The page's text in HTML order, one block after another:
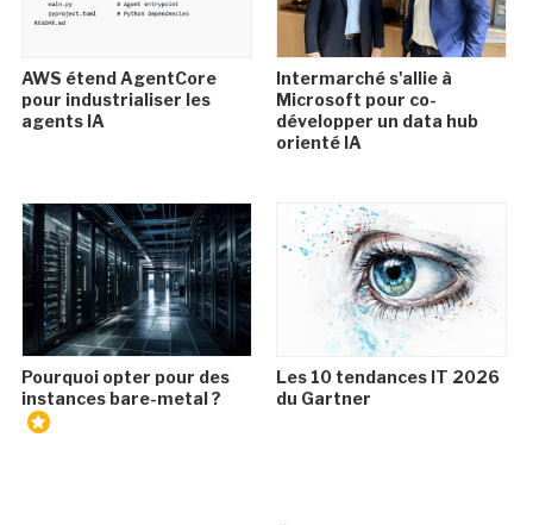
AWS étend AgentCore
pour industrialiser les
agents IA
Intermarché s'allie à
Microsoft pour co-
développer un data hub
orienté IA
Pourquoi opter pour des
instances bare-metal ?
Les 10 tendances IT 2026
du Gartner